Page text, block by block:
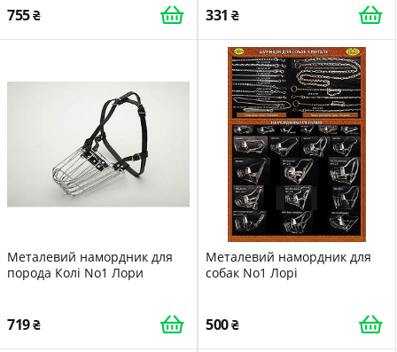
755 331
Металевий намордник для
порода Колі No1 Лори
719
Металевий намордник для
собак No1 Лорі
500